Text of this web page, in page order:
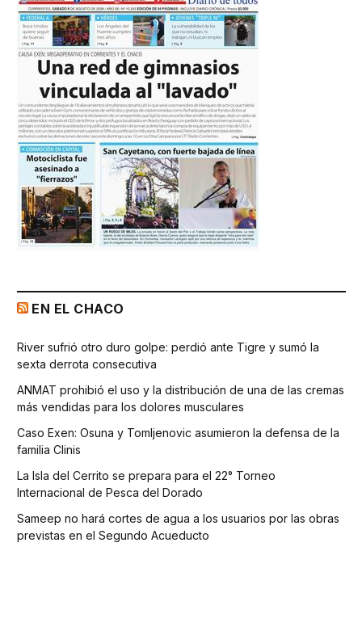
EN EL CHACO
River sufrió otro duro golpe: perdió ante Tigre y sumó la
sexta derrota consecutiva
ANMAT prohibió el uso y la distribución de una de las cremas
más vendidas para los dolores musculares
Caso Exen: Osuna y Tomljenovic asumieron la defensa de la
familia Clinis
La Isla del Cerrito se prepara para el 22° Torneo
Internacional de Pesca del Dorado
Sameep no hará cortes de agua a los usuarios por las obras
previstas en el Segundo Acueducto